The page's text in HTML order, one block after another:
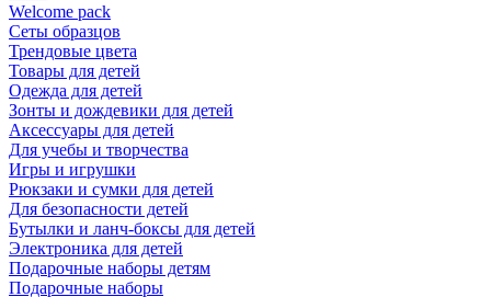
Welcome pack
Сеты образцов
Трендовые цвета
Товары для детей
Одежда для детей
Зонты и дождевики для детей
Аксессуары для детей
Для учебы и творчества
Игры и игрушки
Рюкзаки и сумки для детей
Для безопасности детей
Бутылки и ланч-боксы для детей
Электроника для детей
Подарочные наборы детям
Подарочные наборы